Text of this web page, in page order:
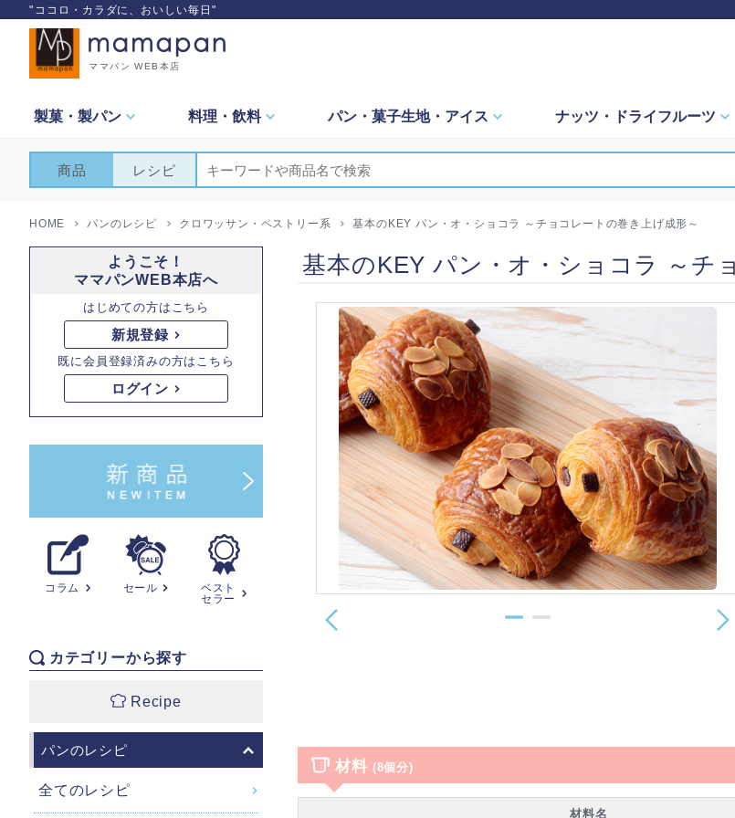
"ココロ・カラダに、おいしい毎日"
ママパン WEB本店
製菓・ 製パン 料理・飲料 パン・菓子生地・ アイス ナッツ・ ドライフルーツ
商品 レシピ
HOME パンのレシピ クロワッサン・ペストリー系 基本のKEY パン・オ・ショコラ ～チョコレートの巻き上げ成形～
基本のKEY パン・オ・ショコラ ～チ
材料 (8個分)
材料名
ようこそ！
ママパンWEB本店へ
はじめての方はこちら
新規登録
既に会員登録済みの方はこちら
ログイン
コラム セール
ベスト
セラー
カテゴリーから探す
Recipe
パンのレシピ
全てのレシピ